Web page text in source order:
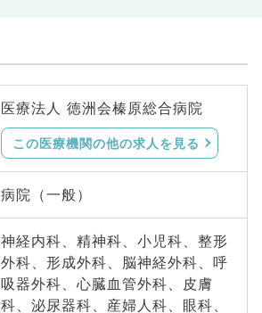
医療法人 徳洲会榛原総合病院
この医療機関の他の求人を見る
病院（一般）
神経内科、精神科、小児科、整形
外科、形成外科、脳神経外科、呼
吸器外科、心臓血管外科、皮膚
科、泌尿器科、産婦人科、眼科、